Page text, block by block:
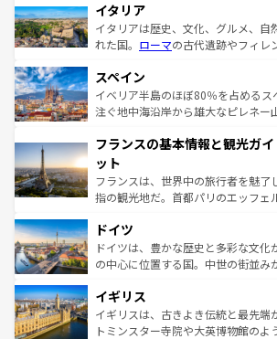
イタリア
イタリアは歴史、文化、グルメ、自
れた国。 ローマの古代遺跡やフィレ
ろん、トスカーナの美しい田園風景
景など、自然景観も見逃せない。観
ピザやパスタなど、絶品のイタリア
ませてくれるイタリアで、忘れられ
なお、新着のイタリア情報は
しい。
スペイン
イベリア半島のほぼ80％を占めるス
注ぐ地中海沿岸から雄大なピレネー
文化が根付くこの国では、情熱的な
れる闘牛、そして美味しいタパスが
る。首都マドリードの洗練された雰
アートに溢れた街角から、地方では
せる。地方によって風土や気候が異
性で訪れる人を魅
ンテンツ一覧を参照してほしい。
フランスの基本情報と観光ガ
ット
フランスは、世界中の旅行者を魅了
指の観光地だ。首都パリのエッフェ
で、幅広い魅力が詰まっている。華
聖堂、美しいビーチ、そして豊かな
から魅了する。また、フランスは美
いる。シャンパンの発祥地であるラ
香り高いラベンダー畑など、多彩な
らに、パリ以外の地域にも魅力が溢
ドイツ
ドイツは、豊かな歴史と多彩な文化
の中心に位置する国。中世の街並み
顔を持つこの国は、どこを歩いても
ルリンの文化的活気、バイエルン州
してライン川沿いのワイン畑といっ
イギリス
イギリスは、古きよき伝統と最先端
トミンスター寺院や大英博物館のよ